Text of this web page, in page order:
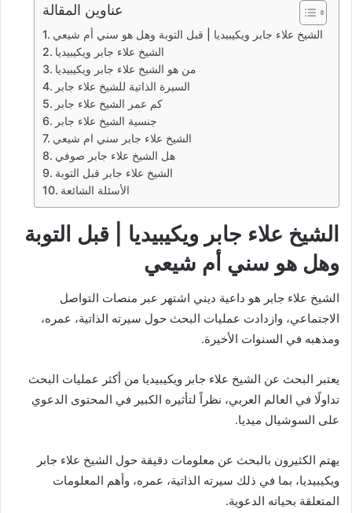
عناوين المقالة
الشيخ علاء جابر ويكيبيديا | قبل التوبة وهل هو سني أم شيعي
الشيخ علاء جابر ويكيبيديا
من هو الشيخ علاء جابر ويكيبيديا
السيرة الذاتية للشيخ علاء جابر
كم عمر الشيخ علاء جابر
جنسية الشيخ علاء جابر
الشيخ علاء جابر سني ام شيعي
هل الشيخ علاء جابر صوفي
الشيخ علاء جابر قبل التوبة
الأسئلة الشائعة
الشيخ علاء جابر ويكيبيديا | قبل التوبة
وهل هو سني أم شيعي
الشيخ علاء جابر هو داعية ديني اشتهر عبر منصات التواصل
الاجتماعي، وازدادت عمليات البحث حول سيرته الذاتية، عمره،
ومذهبه في السنوات الأخيرة.
يعتبر البحث عن الشيخ علاء جابر ويكيبيديا من أكثر عمليات البحث
تداولًا في العالم العربي، نظراً لتأثيره الكبير في المحتوى الدعوي
على السوشيال ميديا.
يهتم الكثيرون بالبحث عن معلومات دقيقة حول الشيخ علاء جابر
ويكيبيديا، بما في ذلك سيرته الذاتية، عمره، وأهم المعلومات
المتعلقة بحياته الدعوية.